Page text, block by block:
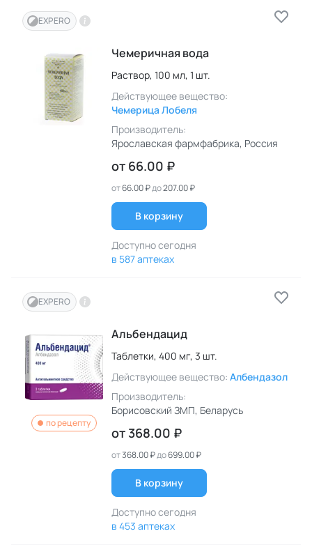
EXPERO
Чемеричная вода
Раствор, 100 мл, 1 шт.
Действующее вещество:
Чемерица Лобеля
Производитель:
Ярославская фармфабрика, Россия
от 66.00 ₽
от66.00 ₽до207.00 ₽
В корзину
Доступно сегодня
в 587 аптеках
EXPERO
по рецепту
Альбендацид
Таблетки, 400 мг, 3 шт.
Действующее вещество: Албендазол
Производитель:
Борисовский ЗМП, Беларусь
от 368.00 ₽
от368.00 ₽до699.00 ₽
В корзину
Доступно сегодня
в 453 аптеках